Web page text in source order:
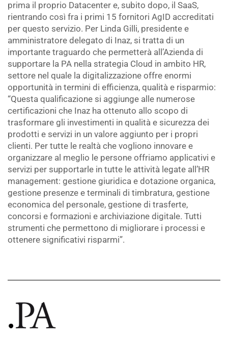
prima il proprio Datacenter e, subito dopo, il SaaS,
rientrando così fra i primi 15 fornitori AgID accreditati
per questo servizio. Per Linda Gilli, presidente e
amministratore delegato di Inaz, si tratta di un
importante traguardo che permetterà all’Azienda di
supportare la PA nella strategia Cloud in ambito HR,
settore nel quale la digitalizzazione offre enormi
opportunità in termini di efficienza, qualità e risparmio:
“Questa qualificazione si aggiunge alle numerose
certificazioni che Inaz ha ottenuto allo scopo di
trasformare gli investimenti in qualità e sicurezza dei
prodotti e servizi in un valore aggiunto per i propri
clienti. Per tutte le realtà che vogliono innovare e
organizzare al meglio le persone offriamo applicativi e
servizi per supportarle in tutte le attività legate all’HR
management: gestione giuridica e dotazione organica,
gestione presenze e terminali di timbratura, gestione
economica del personale, gestione di trasferte,
concorsi e formazioni e archiviazione digitale. Tutti
strumenti che permettono di migliorare i processi e
ottenere significativi risparmi”.